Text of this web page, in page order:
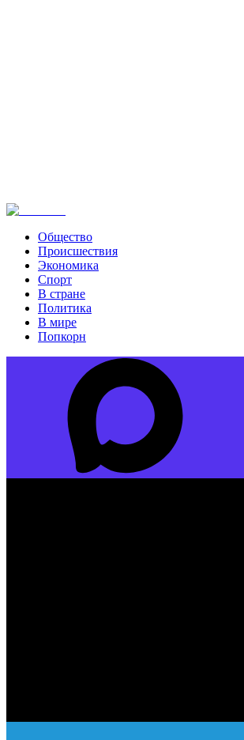
Общество
Происшествия
Экономика
Спорт
В стране
Политика
В мире
Попкорн